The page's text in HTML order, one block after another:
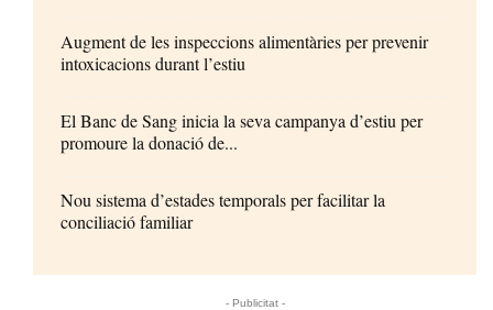
Augment de les inspeccions alimentàries per prevenir
intoxicacions durant l’estiu
El Banc de Sang inicia la seva campanya d’estiu per
promoure la donació de...
Nou sistema d’estades temporals per facilitar la
conciliació familiar
- Publicitat -